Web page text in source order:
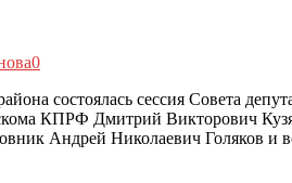
0
состоялась сессия Совета
КПРФ Дмитрий Викторович
Андрей Николаевич Голяков и